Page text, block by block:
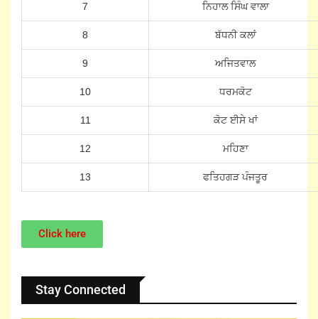
7 ਨਿਹਾਲ ਸਿੰਘ ਵਾਲਾ
8 ਬੱਧਨੀ ਕਲਾਂ
9 ਅਜਿਤਵਾਲ
10 ਧਰਮਕੋਟ
11 ਕੋਟ ਈਸੇ ਖਾਂ
12 ਮਹਿਣਾ
13 ਫਤਿਹਗੜ ਪੰਜਤੂਰ
Click here
Stay Connected